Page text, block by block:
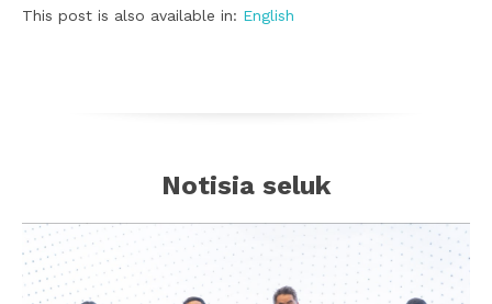
This post is also available in: English
Notisia seluk